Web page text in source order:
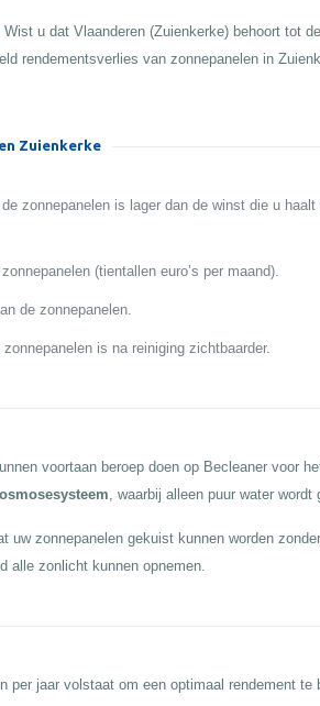
u dat Vlaanderen (Zuienkerke) behoort tot
rendementsverlies van zonnepanelen in
Zuienkerke
zonnepanelen is lager dan de winst die u
(tientallen euro’s per maand).
de zonnepanelen.
is na reiniging zichtbaarder.
voortaan beroep doen op Becleaner voor
osmosesysteem, waarbij alleen puur water wordt
uw zonnepanelen gekuist kunnen worden
alle zonlicht kunnen opnemen.
per jaar volstaat om een optimaal rendement te